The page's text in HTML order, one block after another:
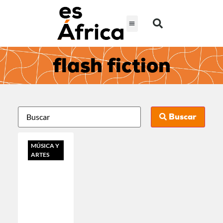
flash fiction
Buscar
MÚSICA Y
ARTES